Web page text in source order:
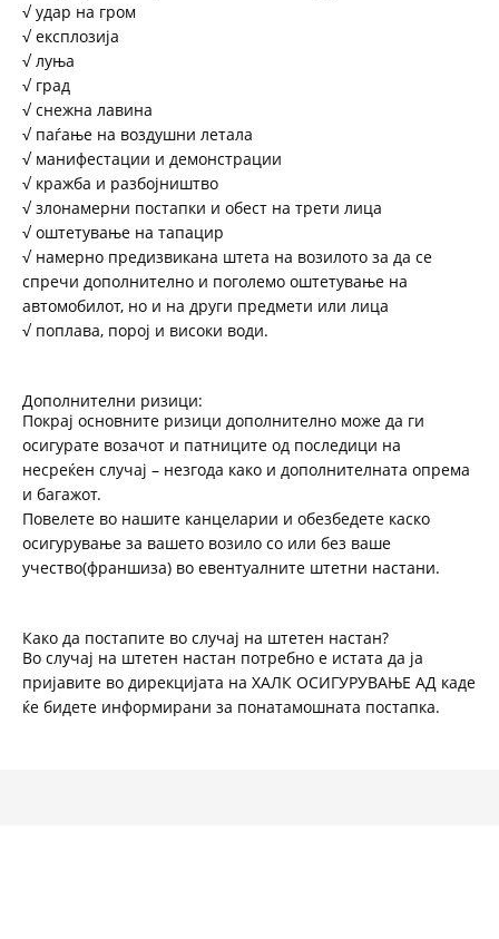
КОНТАКТ
√ удар на гром
√ експлозија
√ луња
√ град
√ снежна лавина
√ паѓање на воздушни летала
√ манифестации и демонстрации
√ кражба и разбојништво
√ злонамерни постапки и обест на трети лица
√ оштетување на тапацир
√ намерно предизвикана штета на возилото за да се
спречи дополнително и поголемо оштетување на
автомобилот, но и на други предмети или лица
√ поплава, порој и високи води.
Дополнителни ризици:
Покрај основните ризици дополнително може да ги
осигурате возачот и патниците од последици на
несреќен случај – незгода како и дополнителната опрема
и багажот.
Повелете во нашите канцеларии и обезбедете каско
осигурување за вашето возило со или без ваше
учество(франшиза) во евентуалните штетни настани.
Како да постапите во случај на штетен настан?
Во случај на штетен настан потребно е истата да ја
пријавите во дирекцијата на ХАЛК ОСИГУРУВАЊЕ АД каде
ќе бидете информирани за понатамошната постапка.